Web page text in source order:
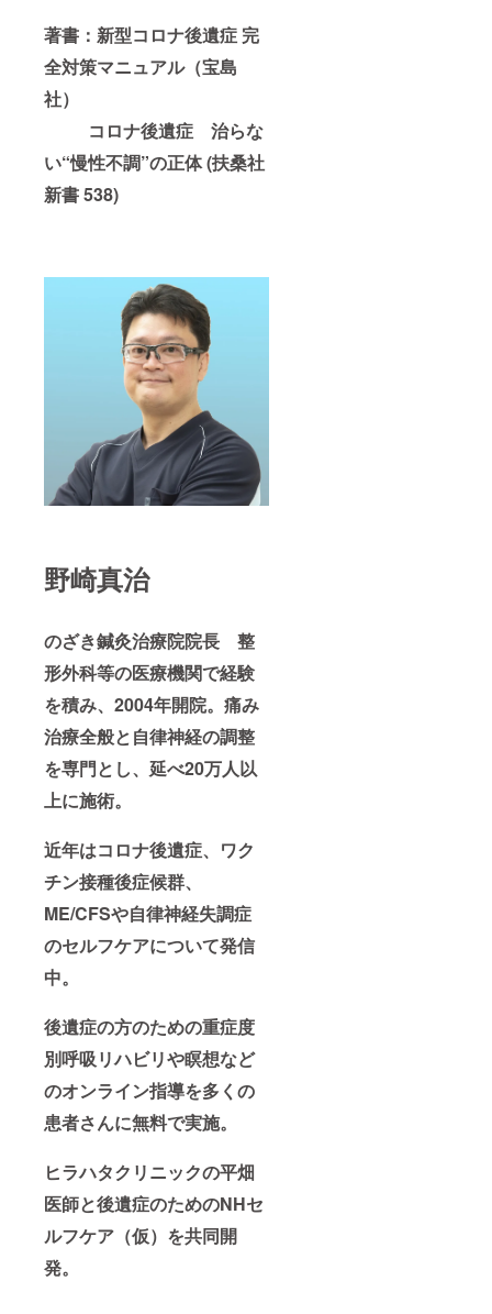
著書：新型コロナ後遺症 完
全対策マニュアル（宝島
社）
コロナ後遺症 治らな
い“慢性不調”の正体 (扶桑社
新書 538)
野崎真治
のざき鍼灸治療院院長 整
形外科等の医療機関で経験
を積み、2004年開院。痛み
治療全般と自律神経の調整
を専門とし、延べ20万人以
上に施術。
近年はコロナ後遺症、ワク
チン接種後症候群、
ME/CFSや自律神経失調症
のセルフケアについて発信
中。
後遺症の方のための重症度
別呼吸リハビリや瞑想など
のオンライン指導を多くの
患者さんに無料で実施。
ヒラハタクリニックの平畑
医師と後遺症のためのNHセ
ルフケア（仮）を共同開
発。